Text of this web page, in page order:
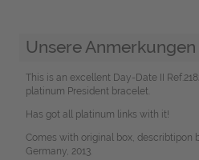
Unsere Anmerkungen
This is an excellent Day-Date II
platinum President bracelet.
Has got all platinum links with it!
Comes with original box, describtipon
Germany, 2013.